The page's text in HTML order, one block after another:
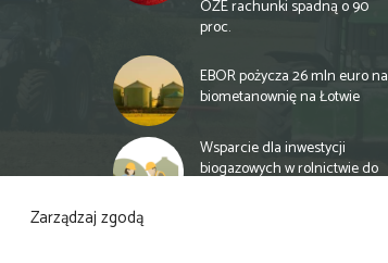
Zarządzaj zgodą
OZE rachunki spadną o 90
proc.
EBOR pożycza 26 mln euro na
biometanownię na Łotwie
Wsparcie dla inwestycji
biogazowych w rolnictwie do